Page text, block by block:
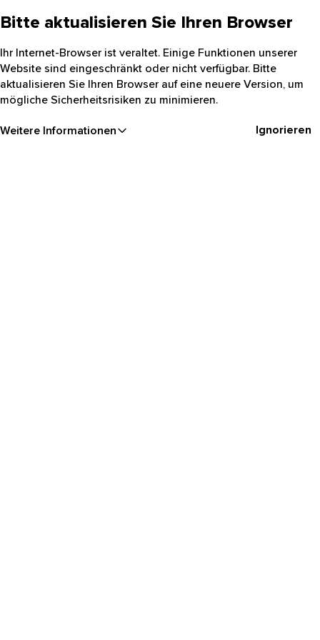
Bitte aktualisieren Sie Ihren Browser
Ihr Internet-Browser ist veraltet. Einige Funktionen unserer
Website sind eingeschränkt oder nicht verfügbar. Bitte
aktualisieren Sie Ihren Browser auf eine neuere Version, um
mögliche Sicherheitsrisiken zu minimieren.
Weitere Informationen Ignorieren